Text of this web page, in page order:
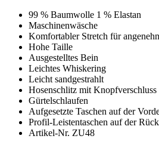
99 % Baumwolle 1 % Elastan
Maschinenwäsche
Komfortabler Stretch für
Hohe Taille
Ausgestelltes Bein
Leichtes Whiskering
Leicht sandgestrahlt
Hosenschlitz mit Knopfverschluss
Gürtelschlaufen
Aufgesetzte Taschen auf der
Profil-Leistentaschen auf der
Artikel-Nr. ZU48